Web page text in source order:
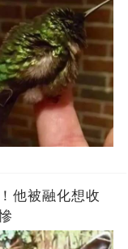
他被融化想收